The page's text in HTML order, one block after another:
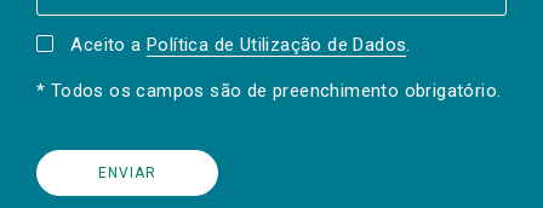
Aceito a Política de Utilização de Dados.
* Todos os campos são de preenchimento obrigatório.